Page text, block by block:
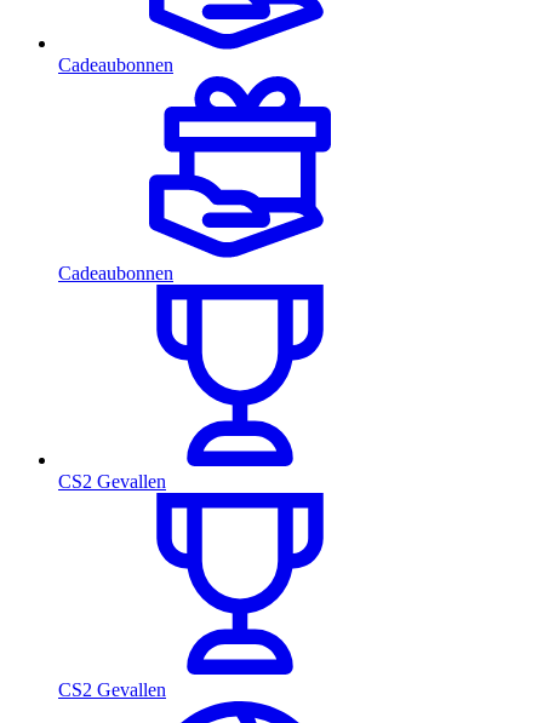
Cadeaubonnen
Cadeaubonnen
CS2 Gevallen
CS2 Gevallen